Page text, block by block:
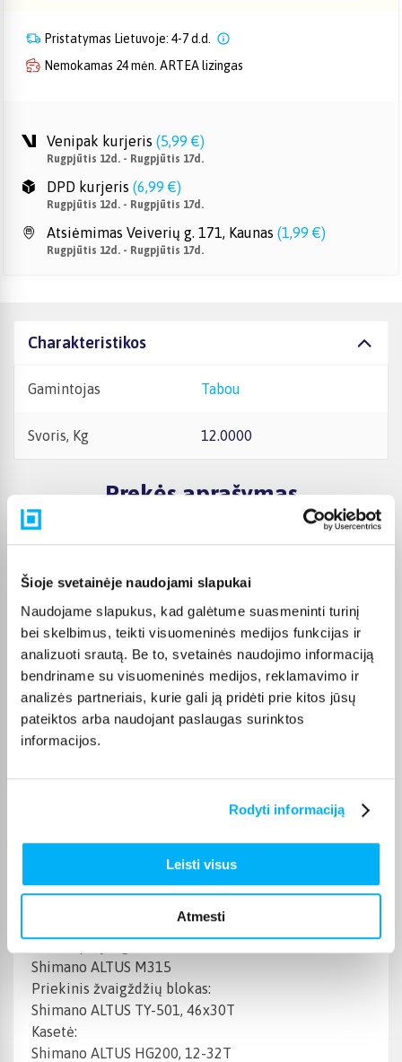
Šioje svetainėje naudojami slapukai
Naudojame slapukus, kad galėtume suasmeninti turinį
bei skelbimus, teikti visuomeninės medijos funkcijas ir
analizuoti srautą. Be to, svetainės naudojimo informaciją
bendriname su visuomeninės medijos, reklamavimo ir
analizės partneriais, kurie gali ją pridėti prie kitos jūsų
pateiktos arba naudojant paslaugas surinktos
informacijos.
Rodyti informaciją
Leisti visus
Atmesti
Pristatymas Lietuvoje: 4-7 d.d.
Nemokamas 24 mėn. ARTEA lizingas
Venipak kurjeris (5,99 €)
Rugpjūtis 12d. - Rugpjūtis 17d.
DPD kurjeris (6,99 €)
Rugpjūtis 12d. - Rugpjūtis 17d.
Atsiėmimas Veiverių g. 171, Kaunas (1,99 €)
Rugpjūtis 12d. - Rugpjūtis 17d.
Charakteristikos
Gamintojas Tabou
Svoris, Kg 12.0000
Prekės aprašymas
Rėmas:
Aluminium, Hydroforming
Šakė:
Zoom 141AMS, Aluminium
Pavarų sistema
Pavarų skaičius:
14
Galinis pavarų perjungėjas:
Shimano TOURNEY TY-606
Pavarų perjungimo rankenėlės:
Shimano ALTUS M315
Priekinis žvaigždžių blokas:
Shimano ALTUS TY-501, 46x30T
Kasetė:
Shimano ALTUS HG200, 12-32T